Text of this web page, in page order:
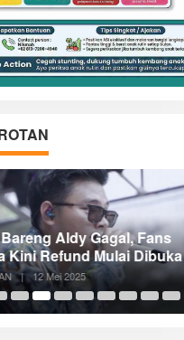
Aldy Gagal, Fans
Kini Refund Mulai Dibuka
| 12 Mei 2025